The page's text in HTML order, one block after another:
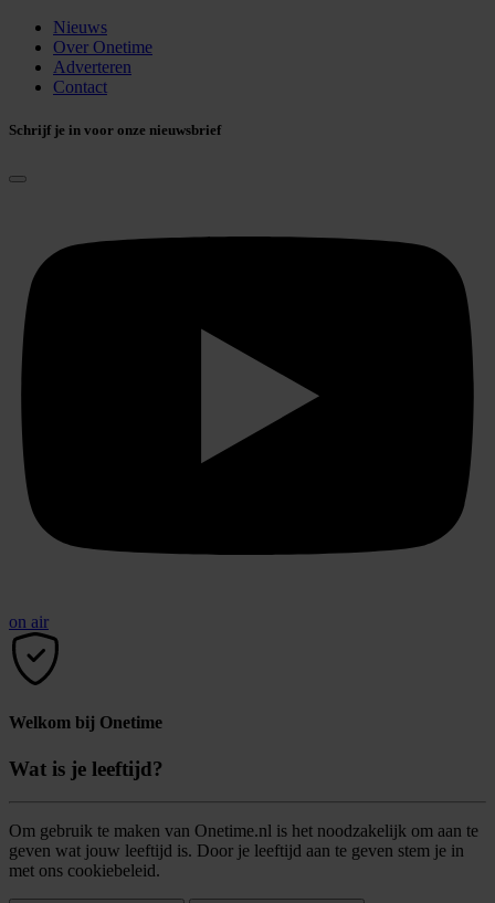
Nieuws
Over Onetime
Adverteren
Contact
Schrijf je in voor onze nieuwsbrief
on air
Welkom bij Onetime
Wat is je leeftijd?
Om gebruik te maken van Onetime.nl is het noodzakelijk om aan te
geven wat jouw leeftijd is. Door je leeftijd aan te geven stem je in
met ons cookiebeleid.